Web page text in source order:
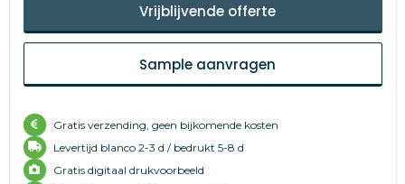
Vrijblijvende offerte
Sample aanvragen
Gratis verzending, geen bijkomende kosten
Levertijd blanco 2-3 d / bedrukt 5-8 d
Gratis digitaal drukvoorbeeld